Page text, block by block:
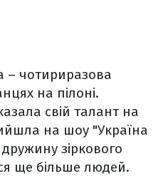
– чотириразова
на пілоні.
свій талант на
на шоу "Україна
зіркового
ще більше людей.